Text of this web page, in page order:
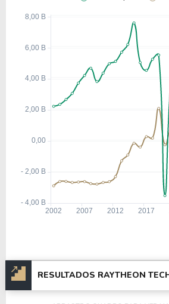
Após a fusão, a nova corporação
tecnologia de defesa,
espaço
, passando a atender
companhias aéreas em todo o
Entre 2020 e 2024
, a Raytheon
investiu em pesquisa e
tecnologias emergentes, como
artificial, sistemas autônomos
elétrica híbrida
, além de
motores e componentes
A companhia também
passando a se chamar
Atualmente, aRaytheon
uma das líderes globais em
aeroespacial e de defesa,
RESULTADOS RAYTHEON